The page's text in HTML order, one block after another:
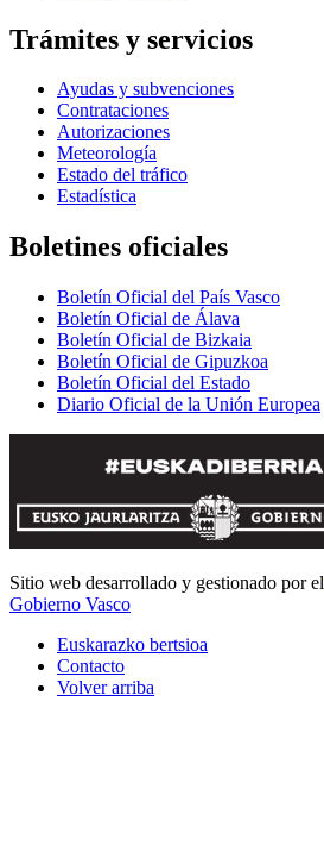
Trámites y servicios
Ayudas y subvenciones
Contrataciones
Autorizaciones
Meteorología
Estado del tráfico
Estadística
Boletines oficiales
Boletín Oficial del País Vasco
Boletín Oficial de Álava
Boletín Oficial de Bizkaia
Boletín Oficial de Gipuzkoa
Boletín Oficial del Estado
Diario Oficial de la Unión Europea
Sitio web desarrollado y gestionado por el
Gobierno Vasco
Euskarazko bertsioa
Contacto
Volver arriba